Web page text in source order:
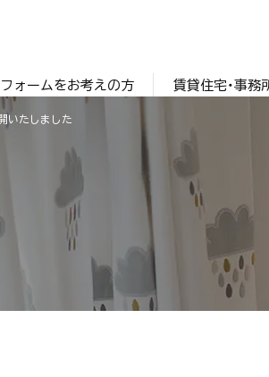
ォームをお考えの方 賃貸住宅・事務
いたしました